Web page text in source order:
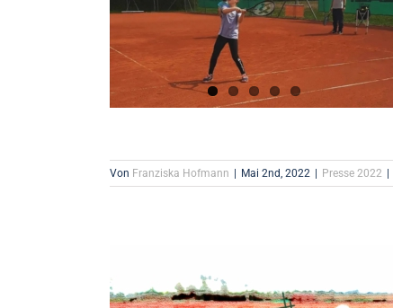
Von Franziska Hofmann Mai 2nd, 2022 Presse 2022